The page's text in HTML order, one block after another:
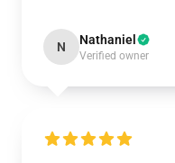
N Nathaniel
Verified owner